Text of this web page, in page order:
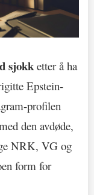
sjokk etter å ha
Epstein-
profilen
den avdøde,
NRK, VG og
form for